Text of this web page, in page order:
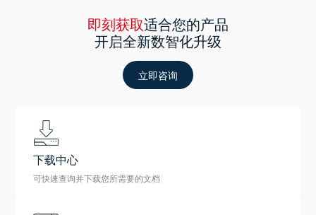
即刻获取适合您的产品
开启全新数智化升级
立即咨询
下载中心
可快速查询并下载您所需要的文档